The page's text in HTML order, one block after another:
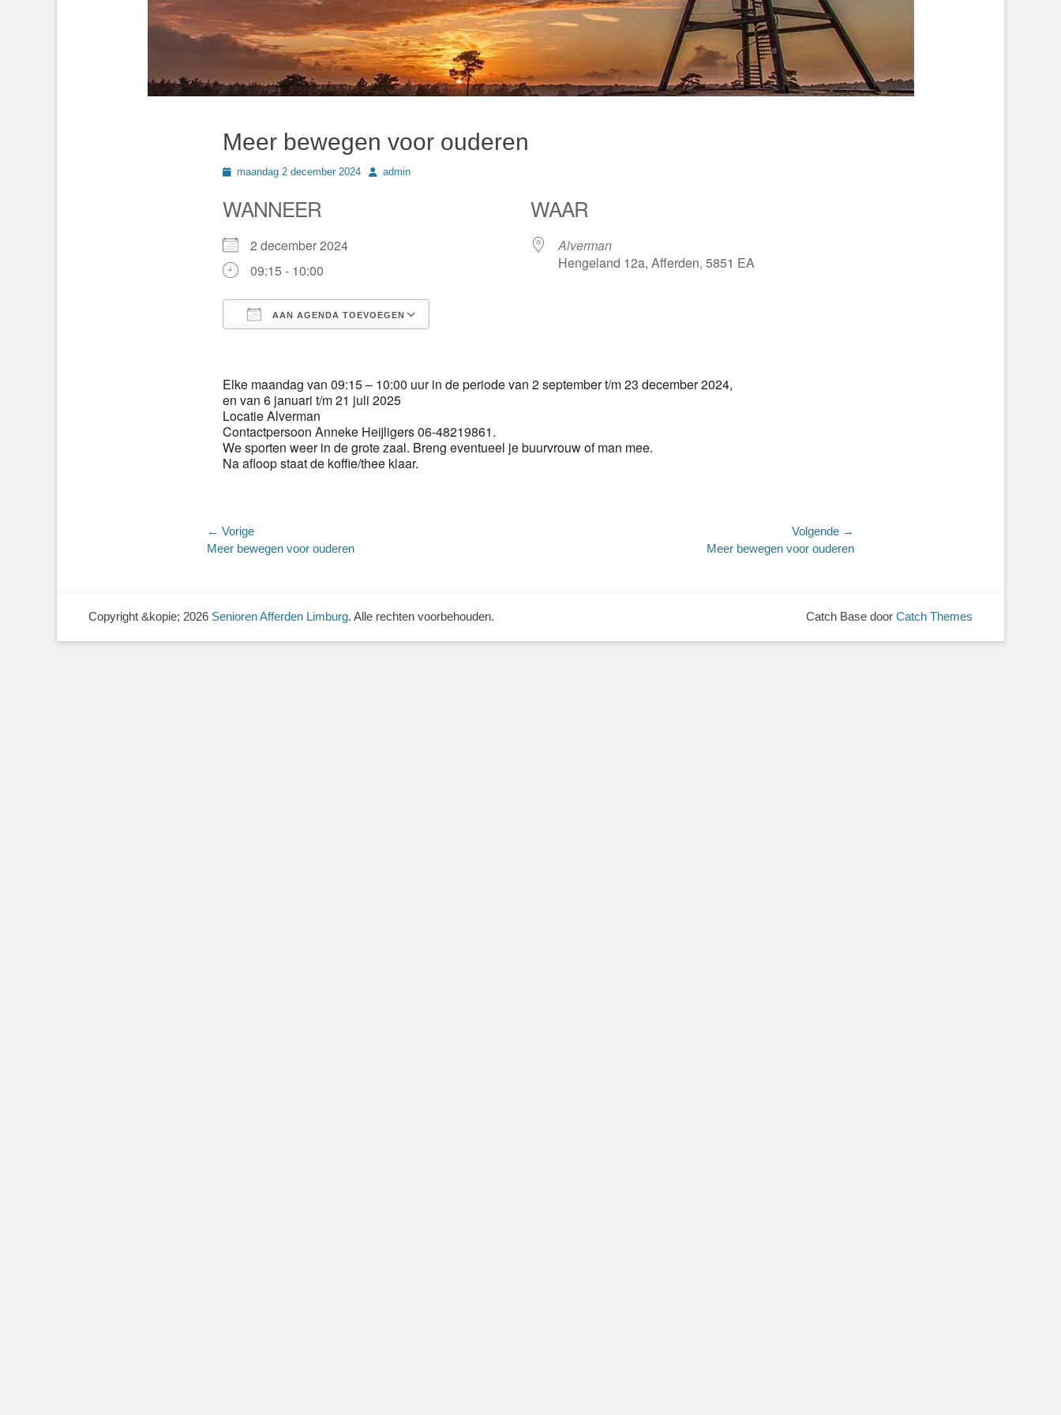
Meer bewegen voor ouderen
Geplaatst
maandag 2 december 2024 Authoradmin
WANNEER
2 december 2024
09:15 - 10:00
AAN AGENDA TOEVOEGEN
WAAR
Alverman
Hengeland 12a, Afferden, 5851 EA
Elke maandag van 09:15 – 10:00 uur in de periode van 2 september t/m 23 december 2024,
en van 6 januari t/m 21 juli 2025
Locatie Alverman
Contactpersoon Anneke Heijligers 06-48219861.
We sporten weer in de grote zaal. Breng eventueel je buurvrouw of man mee.
Na afloop staat de koffie/thee klaar.
Bericht
navigatie
← Vorige
Vorig
Meer bewegen voor ouderen
Volgende →
Meer bewegen voor ouderen
Copyright &kopie; 2026 Senioren Afferden Limburg. Alle rechten voorbehouden. Catch Base door Catch Themes